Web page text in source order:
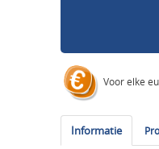
Voor elke
Informatie